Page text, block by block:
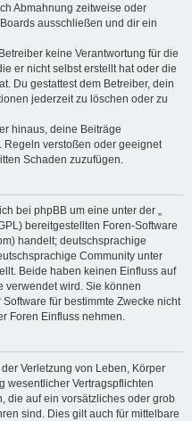
Abmahnung zeitweise oder
ausschließen und dir ein
keine Verantwortung für die
er nicht selbst erstellt hat oder die
Du gestattest dem Betreiber, dein
jederzeit zu löschen oder zu
hinaus, deine Beiträge
Regeln verstoßen oder geeignet
Schaden zuzufügen.
bei phpBB um eine unter der „
bereitgestellten Foren-Software
handelt; deutschsprachige
Community unter
Beide haben keinen Einfluss auf
verwendet wird. Sie können
für bestimmte Zwecke nicht
Foren Einfluss nehmen.
Verletzung von Leben, Körper
wesentlicher Vertragspflichten
die auf ein vorsätzliches oder grob
sind. Dies gilt auch für mittelbare